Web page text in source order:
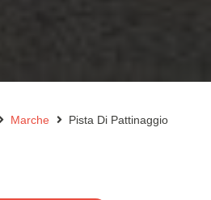
Marche Pista Di Pattinaggio